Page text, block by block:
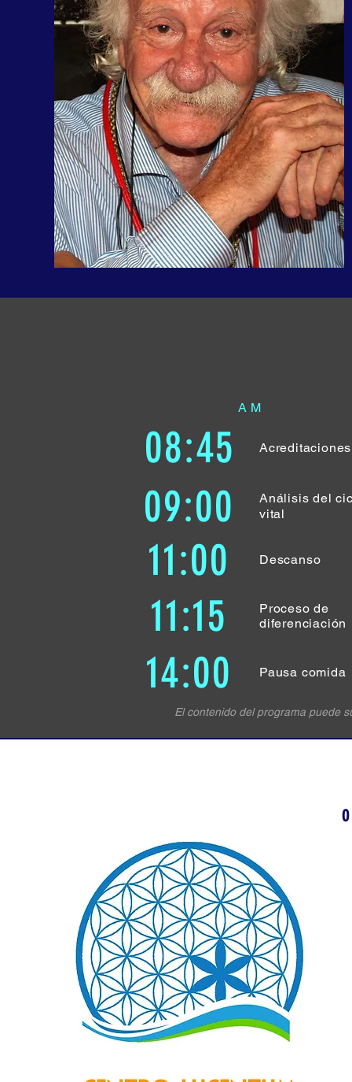
AM
08:45 Acreditaciones
09:00
Análisis del
vital
11:00 Descanso
11:15
Proceso de
diferenciación
14:00 Pausa comida
El contenido del programa puede